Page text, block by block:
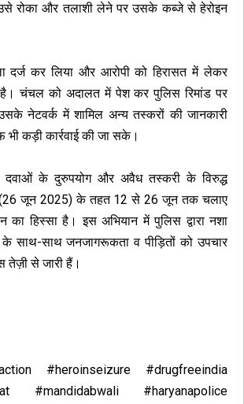
रोका और तलाशी लेने पर उसके कब्जे से हेरोइन
दर्ज कर लिया और आरोपी को हिरासत में लेकर
चंचल को अदालत में पेश कर पुलिस रिमांड पर
उसके नेटवर्क में शामिल अन्य तस्करों की जानकारी
कड़ी कार्रवाई की जा सके।
दवाओं के दुरुपयोग और अवैध तस्करी के विरुद्ध
(26 जून 2025) के तहत 12 से 26 जून तक चलाए
का हिस्सा है। इस अभियान में पुलिस द्वारा नशा
साथ-साथ जनजागरूकता व पीड़ितों को उपचार
तेज़ी से जारी हैं।
#heroinseizure #drugfreeindia
#mandidabwali #haryanapolice